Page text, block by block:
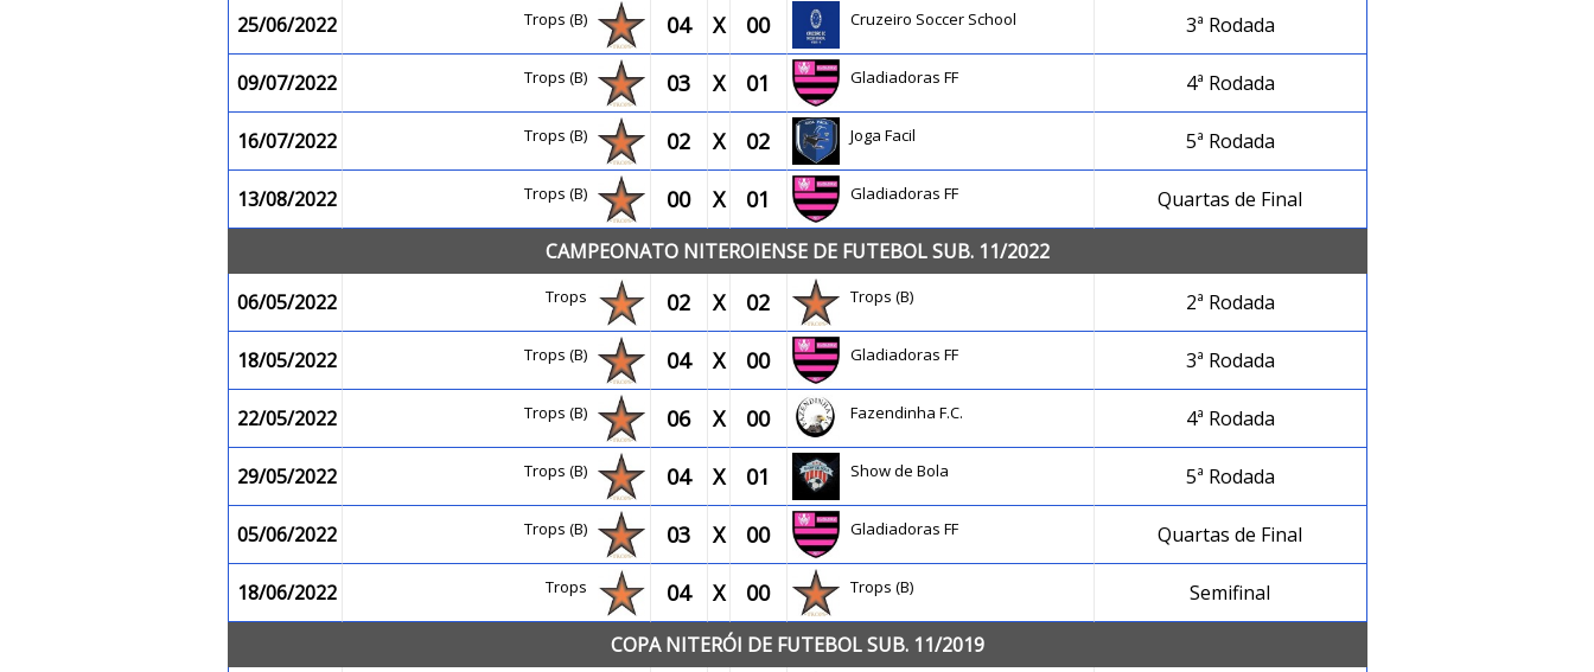
25/06/2022 Trops (B) 04 X 00 Cruzeiro Soccer School 3ª Rodada
09/07/2022 Trops (B) 03 X 01 Gladiadoras FF 4ª Rodada
16/07/2022 Trops (B) 02 X 02 Joga Facil 5ª Rodada
13/08/2022 Trops (B) 00 X 01 Gladiadoras FF
Quartas de Final
CAMPEONATO NITEROIENSE DE FUTEBOL SUB. 11/2022
06/05/2022
Trops 02 X 02 Trops (B) 2ª Rodada
18/05/2022 Trops (B) 04 X 00 Gladiadoras FF 3ª Rodada
22/05/2022 Trops (B) 06 X 00 Fazendinha F.C. 4ª Rodada
29/05/2022 Trops (B) 04 X 01 Show de Bola 5ª Rodada
05/06/2022 Trops (B) 03 X 00 Gladiadoras FF Quartas de Final
18/06/2022 Trops 04 X 00 Trops (B)
Semifinal
COPA NITERÓI DE FUTEBOL SUB. 11/2019